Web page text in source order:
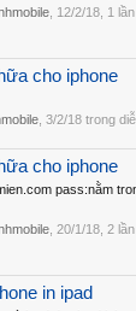
12/2/18 , 1
cho iphone
3/2/18 trong
cho iphone
pass:nằm
20/1/18 , 2
in ipad